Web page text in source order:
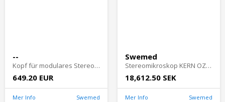
--
Kopf für modulares Stereomikroskopsystem – KERN OZL 462
649.20 EUR
Mer Info Swemed
Swemed
Stereomikroskop KERN OZL-S - OZL 468C832
18,612.50 SEK
Mer Info Swemed